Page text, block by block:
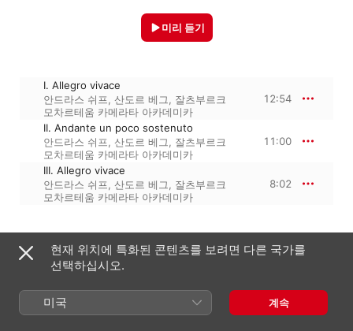
미리 듣기
I. Allegro vivace
안드라스 쉬프 , 산도르 베그 , 잘츠부르크
모차르테움 카메라타 아카데미카
12:54
II. Andante un poco sostenuto
안드라스 쉬프 , 산도르 베그 , 잘츠부르크
모차르테움 카메라타 아카데미카
11:00
III. Allegro vivace
안드라스 쉬프 , 산도르 베그 , 잘츠부르크
모차르테움 카메라타 아카데미카
8:02
1985년 1월 1일
3개 트랙 · 31분
℗ 1985 Decca Music Group Limited
현재 위치에 특화된 콘텐츠를 보려면 다른 국가를
선택하십시오.
미국 계속